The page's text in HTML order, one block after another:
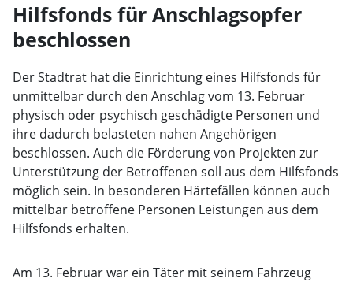
Hilfsfonds für Anschlagsopfer
beschlossen
Der Stadtrat hat die Einrichtung eines Hilfsfonds für
unmittelbar durch den Anschlag vom 13. Februar
physisch oder psychisch geschädigte Personen und
ihre dadurch belasteten nahen Angehörigen
beschlossen. Auch die Förderung von Projekten zur
Unterstützung der Betroffenen soll aus dem Hilfsfonds
möglich sein. In besonderen Härtefällen können auch
mittelbar betroffene Personen Leistungen aus dem
Hilfsfonds erhalten.
Am 13. Februar war ein Täter mit seinem Fahrzeug